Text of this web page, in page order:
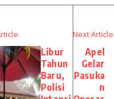
Libur
Tahun
Baru,
Polisi
Next Article
Apel
Gelar
Pasuka
n